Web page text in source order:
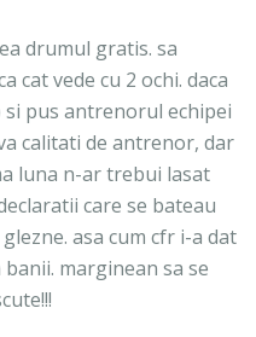
drumul gratis. sa
cat vede cu 2 ochi. daca
pus antrenorul echipei
calitati de antrenor, dar
luna n-ar trebui lasat
care se bateau
asa cum cfr i-a dat
marginean sa se